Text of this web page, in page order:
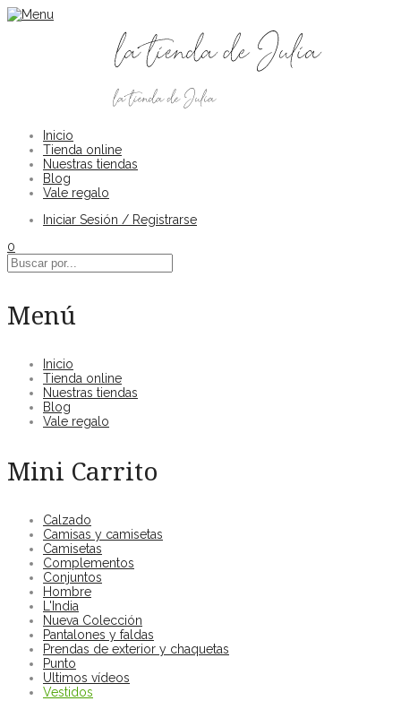
Inicio
Tienda online
Nuestras tiendas
Blog
Vale regalo
Iniciar Sesión / Registrarse
0
Menú
Inicio
Tienda online
Nuestras tiendas
Blog
Vale regalo
Mini Carrito
Calzado
Camisas y camisetas
Camisetas
Complementos
Conjuntos
Hombre
L'India
Nueva Colección
Pantalones y faldas
Prendas de exterior y chaquetas
Punto
Ultimos vídeos
Vestidos